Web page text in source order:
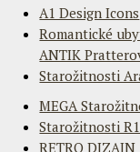
A1 Design Icons
Romantické
ANTIK
Starožitnosti
MEGA
Starožitnosti R1
RETRO DIZAJN